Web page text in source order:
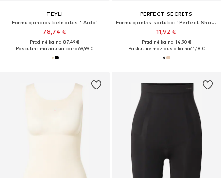
TEYLI
Formuojančios kelnaitės ' Aida'
78,74 €
Pradinė kaina: 87,49 €
Paskutinė mažiausia kaina:69,99 €
PERFECT SECRETS
Formuojantys šortukai 'Perfect Shaper'
11,92 €
Pradinė kaina: 14,90 €
Paskutinė mažiausia kaina:11,18 €